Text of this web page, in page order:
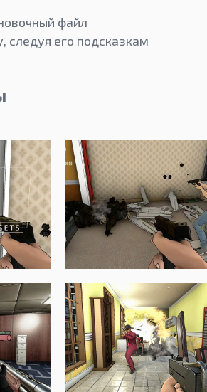
файл
следуя его подсказкам